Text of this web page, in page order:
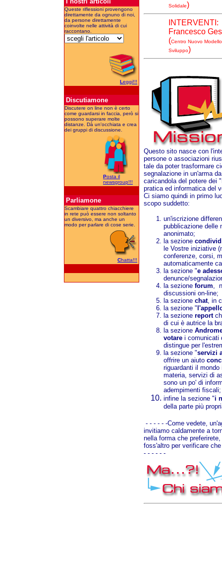
Queste riflessioni provengono
direttamente da ognuno di noi,
da persone direttamente
coinvolte nelle attività di cui
raccontano.
Leggi!!!
Discutiamone
Discutere on line non è certo
come guardarsi in faccia, però si
possono superare molte
distanze. Dà un'occhiata e crea
dei gruppi di discussione.
Posta il
newsgroup!!!
Parliamone
Scambiare quattro chiacchiere
in rete può essere non soltanto
un diversivo, ma anche un
modo per parlare di cose serie.
Chatta!!!
Solidale)
INTERVENTI:
Francesco
(Centro Nuovo
Sviluppo)
Questo sito nasce con
persone o associazioni
tale da poter trasformare
segnalazione in un'arma
caricandola del potere dei
pratica ed informatica del
Ci siamo quindi in primo
scopo suddetto:
un'iscrizione
pubblicazione delle
anonimato;
la sezione
le Vostre iniziative
conferenze, corsi,
automaticamente
la sezione "e
denunce/
la sezione forum,
discussioni on-line;
la sezione chat, in
la sezione "
la sezione report
di cui è autrice la
la sezione
votare i comunicati
distingue per
la sezione "servizi
offrire un aiuto
riguardanti il
materia, servizi di
sono un po' di
adempimenti fiscali;
infine la sezione "i
della parte più
- - - - - -Come vedete,
invitiamo caldamente a
nella forma che
foss'altro per verificare
- - - - - -